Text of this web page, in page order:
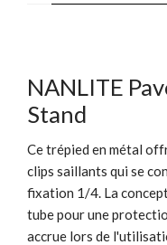
NANLITE
Stand
Ce trépied en métal
clips saillants qui se
fixation 1/4. La
tube pour une
accrue lors de